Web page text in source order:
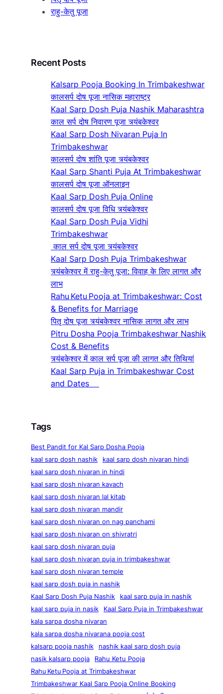
राहु-केतु पूजा
Recent Posts
Kalsarp Pooja Booking In Trimbakeshwar
कालसर्प दोष पूजा नासिक महाराष्ट्र
Kaal Sarp Dosh Puja Nashik Maharashtra
काल सर्प दोष निवारण पूजा त्र्यंबकेश्वर
Kaal Sarp Dosh Nivaran Puja In
Trimbakeshwar
कालसर्प दोष शांति पूजा त्र्यंबकेश्वर
Kaal Sarp Shanti Puja At Trimbakeshwar
कालसर्प दोष पूजा ऑनलाइन
Kaal Sarp Dosh Puja Online
कालसर्प दोष पूजा विधि त्र्यंबकेश्वर
Kaal Sarp Dosh Puja Vidhi
Trimbakeshwar
काल सर्प दोष पूजा त्र्यंबकेश्वर
Kaal Sarp Dosh Puja Trimbakeshwar
त्र्यंबकेश्वर में राहु-केतु पूजा: विवाह के लिए लागत और
लाभ
Rahu Ketu Pooja at Trimbakeshwar: Cost
& Benefits for Marriage
पितृ दोष पूजा त्र्यंबकेश्वर नासिक लागत और लाभ
Pitru Dosha Pooja Trimbakeshwar Nashik
Cost & Benefits
त्र्यंबकेश्वर में काल सर्प पूजा की लागत और तिथियां
Kaal Sarp Puja in Trimbakeshwar Cost
and Dates
Tags
Best Pandit for Kal Sarp Dosha Pooja
kaal sarp dosh nashik
kaal sarp dosh nivaran hindi
kaal sarp dosh nivaran in hindi
kaal sarp dosh nivaran kavach
kaal sarp dosh nivaran lal kitab
kaal sarp dosh nivaran mandir
kaal sarp dosh nivaran on nag panchami
kaal sarp dosh nivaran on shivratri
kaal sarp dosh nivaran puja
kaal sarp dosh nivaran puja in trimbakeshwar
kaal sarp dosh nivaran temple
kaal sarp dosh puja in nashik
Kaal Sarp Dosh Puja Nashik
kaal sarp puja in nashik
kaal sarp puja in nasik
Kaal Sarp Puja in Trimbakeshwar
kala sarpa dosha nivaran
kala sarpa dosha nivarana pooja cost
kalsarp pooja nashik
nashik kaal sarp dosh puja
nasik kalsarp pooja
Rahu Ketu Pooja
Rahu Ketu Pooja at Trimbakeshwar
Trimbakeshwar Kaal Sarp Pooja Online Booking